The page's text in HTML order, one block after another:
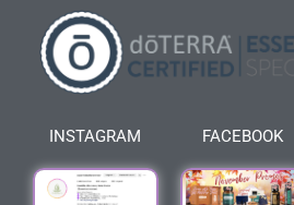
INSTAGRAM FACEBOOK